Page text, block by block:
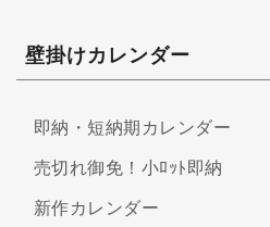
壁掛けカレンダー
即納・短納期カレンダー
売切れ御免！小ﾛｯﾄ即納
新作カレンダー